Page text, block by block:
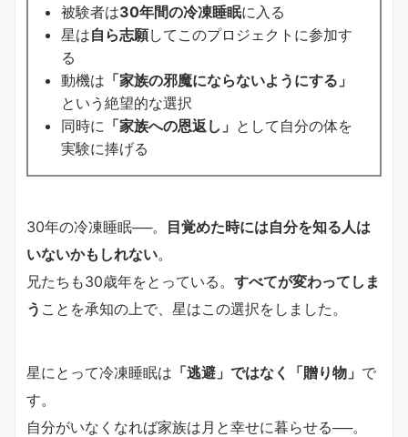
被験者は30年間の冷凍睡眠に入る
星は自ら志願してこのプロジェクトに参加す
る
動機は 「家族の邪魔にならないようにする」
という絶望的な選択
同時に 「家族への恩返し」 として自分の体を
実験に捧げる
30年の冷凍睡眠──。 目覚めた時には自分を知る人は
いないかもしれない。
兄たちも30歳年をとっている。 すべてが変わってしま
う ことを承知の上で、星はこの選択をしました。
星にとって冷凍睡眠は 「逃避」ではなく「贈り物」 で
す。
自分がいなくなれば家族は月と幸せに暮らせる──。